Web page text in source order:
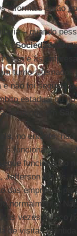
informais estão
– quando
– aSociedade
casa e às
turno
não foi seguida
estadual ou
a maioria em
, no entanto,
funcionários em
funcionando
Jefferson Matos,
das empresas
normalmente.
vezes eu fico
de visitas mantida.